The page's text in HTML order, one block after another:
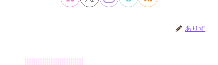
ありす